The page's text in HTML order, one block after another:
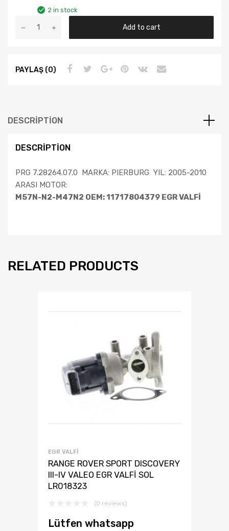
2 in stock
/
YIL
10
EGR
VALFİ
11717804379
Add to cart
PAYLAŞ (0)
DESCRIPTION
DESCRIPTION
PRG 7.28264.07.0 MARKA: PIERBURG YIL: 2005-2010
ARASI MOTOR:
M57N-N2-M47N2 OEM: 11717804379 EGR VALFİ
RELATED PRODUCTS
EGR VALFI
RANGE ROVER SPORT DISCOVERY
III-IV VALEO EGR VALFİ SOL
LR018323
(0 reviews)
Lütfen whatsapp